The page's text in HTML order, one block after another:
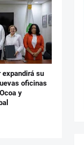
expandirá su
oficinas
y